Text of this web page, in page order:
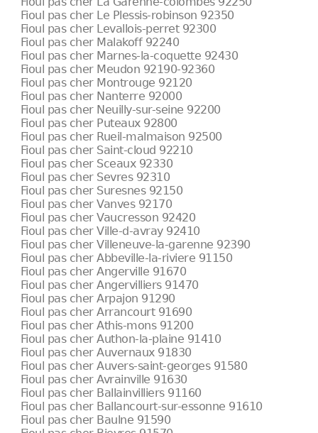
Fioul pas cher Le Plessis-robinson 92350
Fioul pas cher Levallois-perret 92300
Fioul pas cher Malakoff 92240
Fioul pas cher Marnes-la-coquette 92430
Fioul pas cher Meudon 92190-92360
Fioul pas cher Montrouge 92120
Fioul pas cher Nanterre 92000
Fioul pas cher Neuilly-sur-seine 92200
Fioul pas cher Puteaux 92800
Fioul pas cher Rueil-malmaison 92500
Fioul pas cher Saint-cloud 92210
Fioul pas cher Sceaux 92330
Fioul pas cher Sevres 92310
Fioul pas cher Suresnes 92150
Fioul pas cher Vanves 92170
Fioul pas cher Vaucresson 92420
Fioul pas cher Ville-d-avray 92410
Fioul pas cher Villeneuve-la-garenne 92390
Fioul pas cher Abbeville-la-riviere 91150
Fioul pas cher Angerville 91670
Fioul pas cher Angervilliers 91470
Fioul pas cher Arpajon 91290
Fioul pas cher Arrancourt 91690
Fioul pas cher Athis-mons 91200
Fioul pas cher Authon-la-plaine 91410
Fioul pas cher Auvernaux 91830
Fioul pas cher Auvers-saint-georges 91580
Fioul pas cher Avrainville 91630
Fioul pas cher Ballainvilliers 91160
Fioul pas cher Ballancourt-sur-essonne 91610
Fioul pas cher Baulne 91590